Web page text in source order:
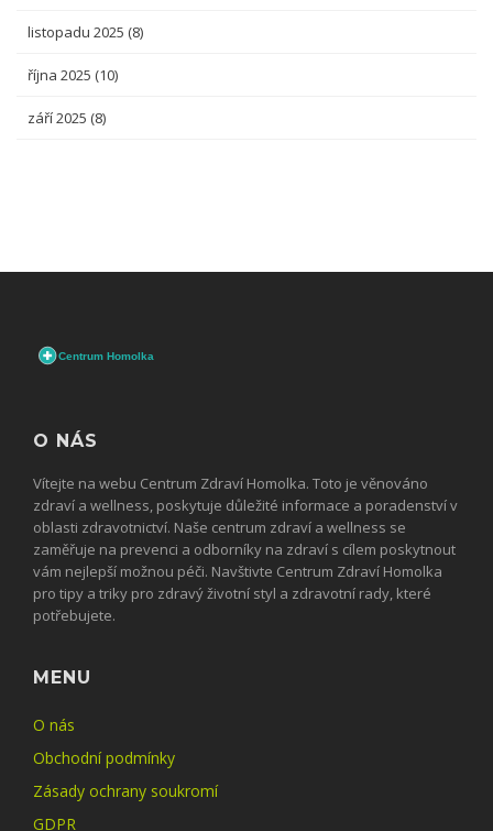
listopadu 2025 (8)
října 2025 (10)
září 2025 (8)
O NÁS
Vítejte na webu Centrum Zdraví Homolka. Toto je věnováno
zdraví a wellness, poskytuje důležité informace a poradenství v
oblasti zdravotnictví. Naše centrum zdraví a wellness se
zaměřuje na prevenci a odborníky na zdraví s cílem poskytnout
vám nejlepší možnou péči. Navštivte Centrum Zdraví Homolka
pro tipy a triky pro zdravý životní styl a zdravotní rady, které
potřebujete.
MENU
O nás
Obchodní podmínky
Zásady ochrany soukromí
GDPR